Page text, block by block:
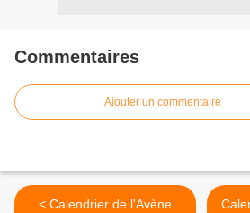
Commentaires
Ajouter un commentaire
< Calendrier de l'Avène